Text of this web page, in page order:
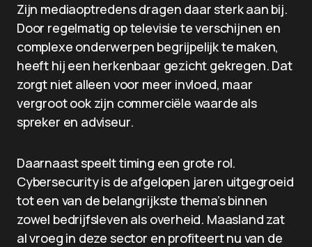
Zijn mediaoptredens dragen daar sterk aan bij.
Door regelmatig op televisie te verschijnen en
complexe onderwerpen begrijpelijk te maken,
heeft hij een herkenbaar gezicht gekregen. Dat
zorgt niet alleen voor meer invloed, maar
vergroot ook zijn commerciële waarde als
spreker en adviseur.
Daarnaast speelt timing een grote rol.
Cybersecurity is de afgelopen jaren uitgegroeid
tot een van de belangrijkste thema’s binnen
zowel bedrijfsleven als overheid. Maasland zat
al vroeg in deze sector en profiteert nu van de